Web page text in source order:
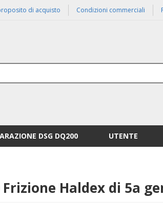
di acquisto Condizioni commerciali
DSG DQ200 UTENTE
Frizione Haldex di 5a